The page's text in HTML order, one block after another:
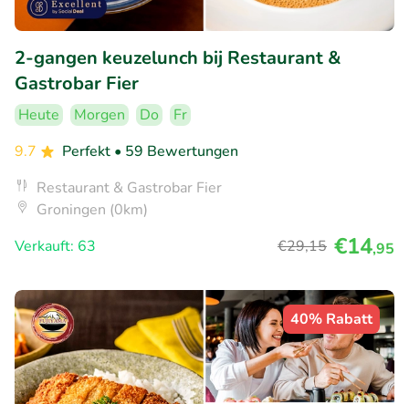
2-gangen keuzelunch bij Restaurant &
Gastrobar Fier
Heute Morgen Do
Fr
9.7
Perfekt • 59 Bewertungen
Restaurant & Gastrobar Fier
Groningen (0km)
Verkauft: 63
€29,15 €14,95
40% Rabatt